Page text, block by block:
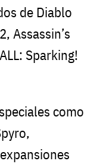
de Diablo
Assassin’s
Sparking!
como